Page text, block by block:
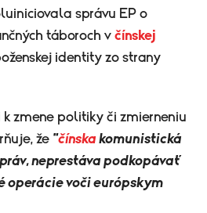
správu EP o
táboroch v čínskej
identity zo strany
zmene politiky či zmierneniu
že "čínskakomunistická
neprestáva podkopávať
operácie voči európskym